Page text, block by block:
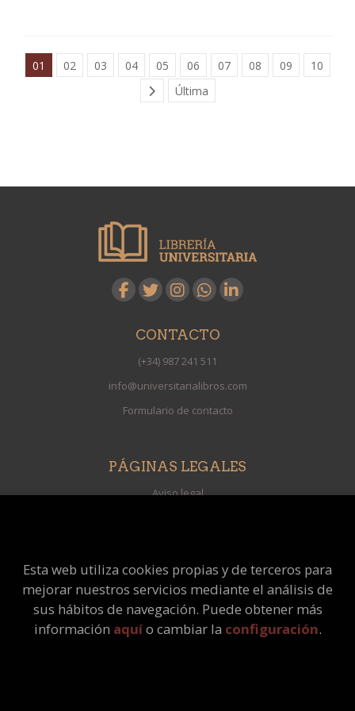
01 02 03 04 05 06 07 08 09
10
Última
CONTACTO
(+34) 987 241 511
info@universitarialibros.com
Formulario de contacto
PÁGINAS LEGALES
Aviso legal
Política de Cookies
ATENCIÓN AL CLIENTE
Esta web utiliza cookies propias y de terceros para
mejorar nuestros servicios mediante el análisis de
sus hábitos de navegación. Puede obtener más
información aquío cambiar la configuración.